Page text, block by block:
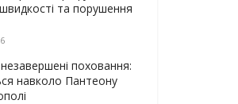
та порушення
незавершені поховання:
навколо Пантеону